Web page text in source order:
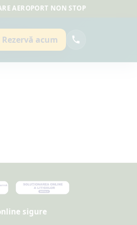
AEROPORT NON STOP
Rezervă acum
sigure